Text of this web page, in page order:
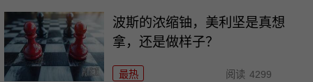
波斯的浓缩铀，美利坚是真想
拿，还是做样子？
最热 阅读 4299